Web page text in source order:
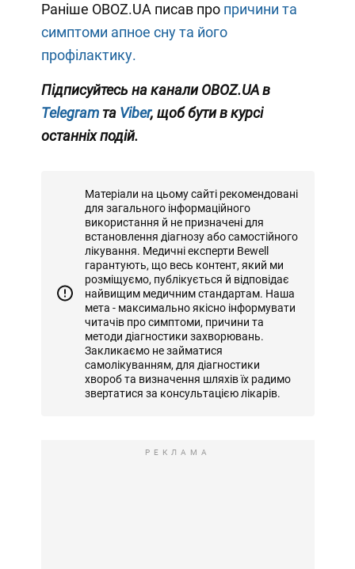
Раніше OBOZ.UA писав про причини та
симптоми апное сну та його
профілактику.
Підписуйтесь на канали OBOZ.UA в
Telegram та Viber, щоб бути в курсі
останніх подій.
Матеріали на цьому сайті рекомендовані
для загального інформаційного
використання й не призначені для
встановлення діагнозу або самостійного
лікування. Медичні експерти Bewell
гарантують, що весь контент, який ми
розміщуємо, публікується й відповідає
найвищим медичним стандартам. Наша
мета - максимально якісно інформувати
читачів про симптоми, причини та
методи діагностики захворювань.
Закликаємо не займатися
самолікуванням, для діагностики
хвороб та визначення шляхів їх радимо
звертатися за консультацією лікарів.
РЕКЛАМА